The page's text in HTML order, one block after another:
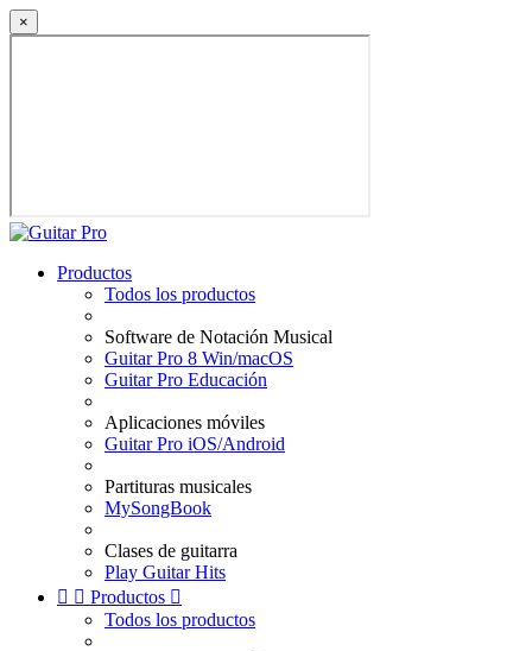
×
Productos
Todos los productos
Software de Notación Musical
Guitar Pro 8 Win/macOS
Guitar Pro Educación
Aplicaciones móviles
Guitar Pro iOS/Android
Partituras musicales
MySongBook
Clases de guitarra
Play Guitar Hits
  Productos 
Todos los productos